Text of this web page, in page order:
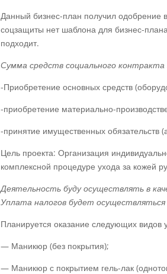
Данный бизнес-план получил одобрение
соцзащиты нет шаблона для бизнес-
подходит.
Сумма средств социального
-Приобретение основных средств
-приобретение материально-
-принятие имущественных
Цель проекта: Организация
комплексной процедуре ухода за кожей
Деятельность буду осуществлять в
Уплата налогов будет
Планируется оказание следующих видов
— Маникюр (без покрытия);
— Маникюр с покрытием гель-лак